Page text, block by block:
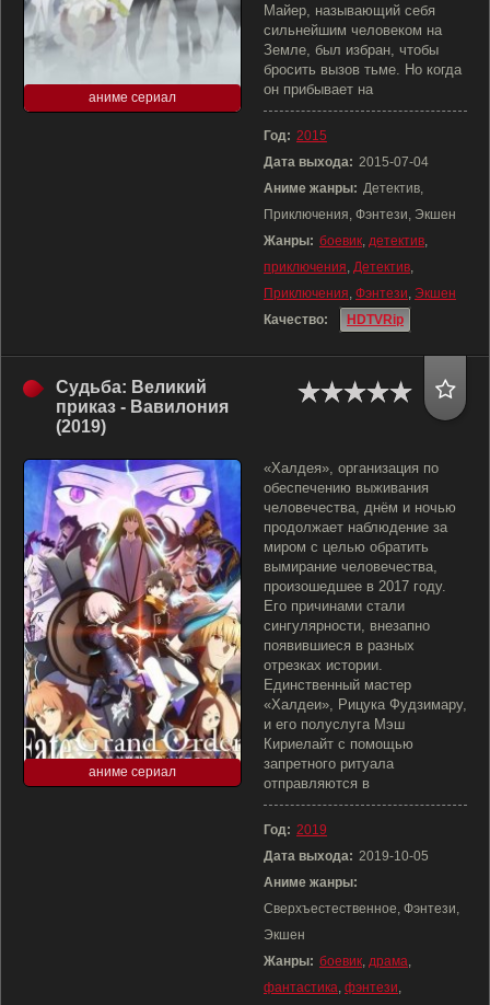
аниме сериал
Майер, называющий себя
сильнейшим человеком на
Земле, был избран, чтобы
бросить вызов тьме. Но когда
он прибывает на
Год: 2015
Дата выхода: 2015-07-04
Аниме жанры: Детектив,
Приключения, Фэнтези, Экшен
Жанры: боевик, детектив,
приключения, Детектив,
Приключения, Фэнтези, Экшен
Качество:
HDTVRip
Судьба: Великий
приказ - Вавилония
(2019)
аниме сериал
«Халдея», организация по
обеспечению выживания
человечества, днём и ночью
продолжает наблюдение за
миром с целью обратить
вымирание человечества,
произошедшее в 2017 году.
Его причинами стали
сингулярности, внезапно
появившиеся в разных
отрезках истории.
Единственный мастер
«Халдеи», Рицука Фудзимару,
и его полуслуга Мэш
Кириелайт с помощью
запретного ритуала
отправляются в
Год: 2019
Дата выхода: 2019-10-05
Аниме жанры:
Сверхъестественное, Фэнтези,
Экшен
Жанры: боевик, драма,
фантастика, фэнтези,